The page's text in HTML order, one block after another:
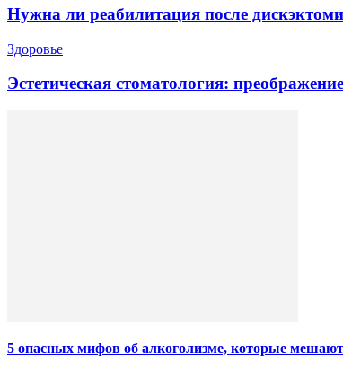
Нужна ли реабилитация после
Здоровье
Эстетическая стоматология:
5 опасных мифов об алкоголизме, которые мешают